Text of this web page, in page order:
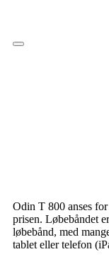
Hamburger Toggle
Odin T 800 anses
prisen. Løbebåndet
løbebånd, med
tablet eller telefon